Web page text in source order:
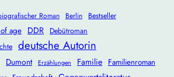
Roman Berlin Bestseller
age DDR
Debütroman
deutsche Autorin
Dumont Erzählungen Familie Familienroman